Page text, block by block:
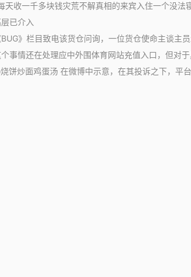
天收一千多块钱灾荒不解真相的来宾入住一个没
已介入
》栏目致电该货仓问询，一位货仓使命主谈主员
事情还在处理应中外围体育网站充值入口，但对于
炒面鸡蛋汤 在微博中示意，在其投诉之下，平台